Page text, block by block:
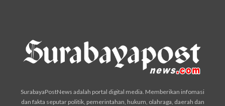
SurabayaPostNews adalah portal digital media. Memberikan infomasi
dan fakta seputar politik, pemerintahan, hukum, olahraga, daerah dan